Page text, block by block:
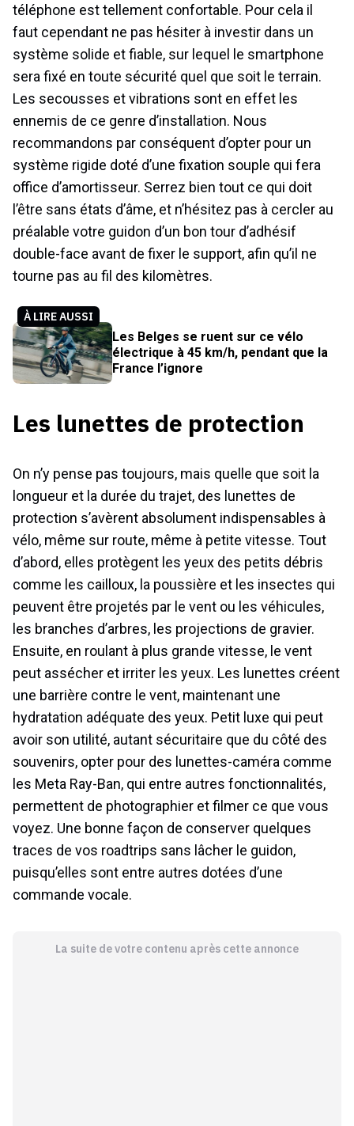
téléphone est tellement confortable. Pour cela il
faut cependant ne pas hésiter à investir dans un
système solide et fiable, sur lequel le smartphone
sera fixé en toute sécurité quel que soit le terrain.
Les secousses et vibrations sont en effet les
ennemis de ce genre d’installation. Nous
recommandons par conséquent d’opter pour un
système rigide doté d’une fixation souple qui fera
office d’amortisseur. Serrez bien tout ce qui doit
l’être sans états d’âme, et n’hésitez pas à cercler au
préalable votre guidon d’un bon tour d’adhésif
double-face avant de fixer le support, afin qu’il ne
tourne pas au fil des kilomètres.
À LIRE AUSSI
Les Belges se ruent sur ce vélo
électrique à 45 km/h, pendant que la
France l’ignore
Les lunettes de protection
On n’y pense pas toujours, mais quelle que soit la
longueur et la durée du trajet, des lunettes de
protection s’avèrent absolument indispensables à
vélo, même sur route, même à petite vitesse. Tout
d’abord, elles protègent les yeux des petits débris
comme les cailloux, la poussière et les insectes qui
peuvent être projetés par le vent ou les véhicules,
les branches d’arbres, les projections de gravier.
Ensuite, en roulant à plus grande vitesse, le vent
peut assécher et irriter les yeux. Les lunettes créent
une barrière contre le vent, maintenant une
hydratation adéquate des yeux. Petit luxe qui peut
avoir son utilité, autant sécuritaire que du côté des
souvenirs, opter pour des lunettes-caméra comme
les Meta Ray-Ban, qui entre autres fonctionnalités,
permettent de photographier et filmer ce que vous
voyez. Une bonne façon de conserver quelques
traces de vos roadtrips sans lâcher le guidon,
puisqu’elles sont entre autres dotées d’une
commande vocale.
La suite de votre contenu après cette annonce